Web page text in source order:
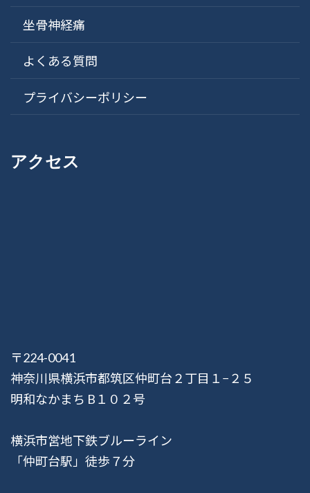
坐骨神経痛
よくある質問
プライバシーポリシー
アクセス
〒224-0041
神奈川県横浜市都筑区仲町台２丁目１−２５
明和なかまち B１０２号
横浜市営地下鉄ブルーライン
「仲町台駅」徒歩７分